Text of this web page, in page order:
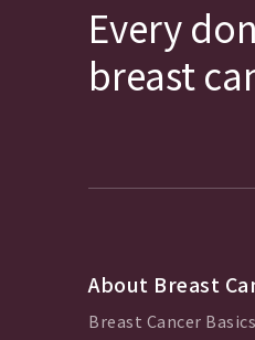
Every
breast
About Breast
Breast Cancer Basics